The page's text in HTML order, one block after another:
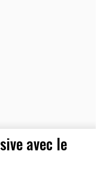
avec le